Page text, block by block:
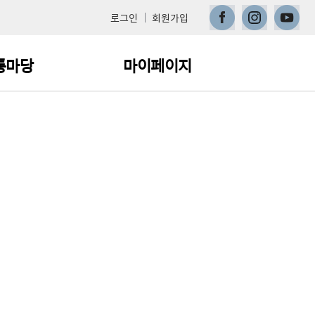
로그인 회원가입 페이스북인스타그램
유튜브
마당 마이페이지